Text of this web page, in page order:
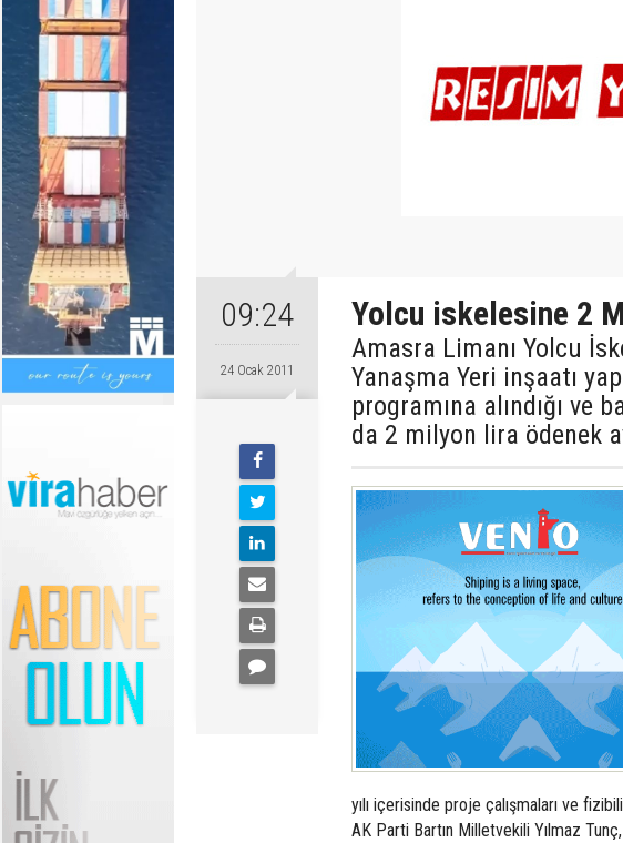
09:24
24 Ocak 2011
Yolcu iskelesine 2
Amasra Limanı Yolcu
Yanaşma Yeri inşaatı
programına alındığı ve
da 2 milyon lira ödenek
yılı içerisinde proje çalışmaları ve
AK Parti Bartın Milletvekili Yılmaz Tunç,